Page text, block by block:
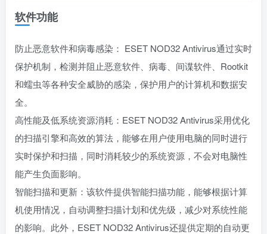
软件功能
防止恶意软件和病毒感染： ESET NOD32 Antivirus通过实时
保护机制，检测并阻止恶意软件、病毒、间谍软件、Rootkit
和蠕虫等各种安全威胁的感染，保护用户的计算机和数据安
全。
高性能及低系统资源消耗：ESET NOD32 Antivirus采用优化
的扫描引擎和高效的算法，能够在用户使用电脑的同时进行
实时保护和扫描，同时消耗较少的系统资源，不会对电脑性
能产生负面影响。
智能扫描和更新：该软件提供智能扫描功能，能够根据计算
机使用情况，自动调整扫描计划和优先级，减少对系统性能
的影响。此外，ESET NOD32 Antivirus还提供定期的自动更